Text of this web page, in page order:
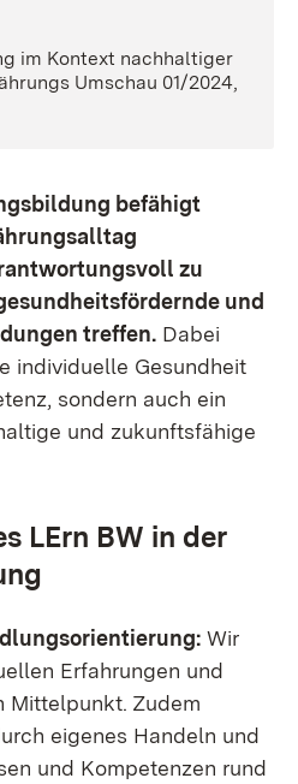
im Kontext nachhaltiger
Umschau 01/2024,
befähigt
zu
und
treffen. Dabei
individuelle Gesundheit
sondern auch ein
und zukunftsfähige
LErn BW in der
Wir
Erfahrungen und
Mittelpunkt. Zudem
eigenes Handeln und
und Kompetenzen rund